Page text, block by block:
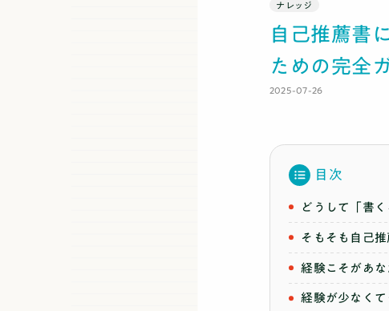
ナレッジ
自己推薦書
ための完全
2025-07-26
目次
どうして「書
そもそも自己推
経験こそがあな
経験が少なく